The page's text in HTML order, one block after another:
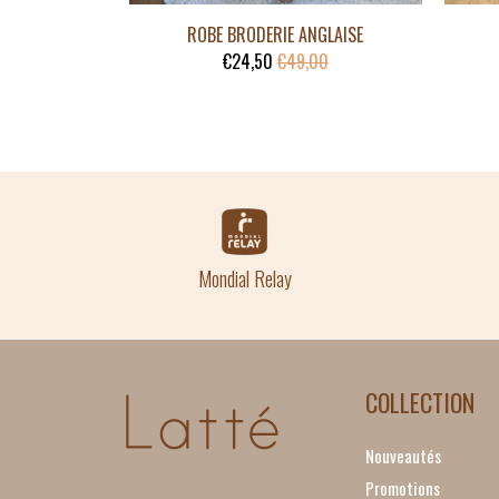
ROBE BRODERIE ANGLAISE
€24,50€49,00
Mondial Relay
COLLECTION
Nouveautés
Promotions